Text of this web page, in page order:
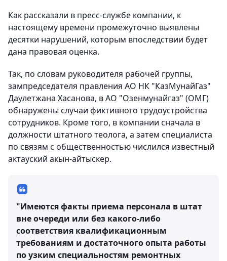
Как рассказали в пресс-службе компании, к
настоящему времени промежуточно выявлены
десятки нарушений, которым впоследствии будет
дана правовая оценка.
Так, по словам руководителя рабочей группы,
зампредседателя правления АО НК "КазМунайГаз"
Даулетжана Хасанова, в АО "Озенмунайгаз" (ОМГ)
обнаружены случаи фиктивного трудоустройства
сотрудников. Кроме того, в компании сначала в
должности штатного теолога, а затем специалиста
по связям с общественностью числился известный
актауский акын-айтыскер.
"Имеются факты приема персонала в штат
вне очереди или без какого-либо
соответствия квалификационным
требованиям и достаточного опыта работы
по узким специальностям ремонтных